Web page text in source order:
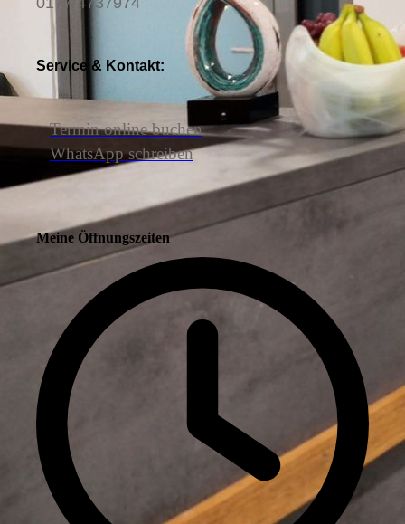
Service & Kontakt:
Termin online buchen
WhatsApp schreiben
Meine Öffnungszeiten